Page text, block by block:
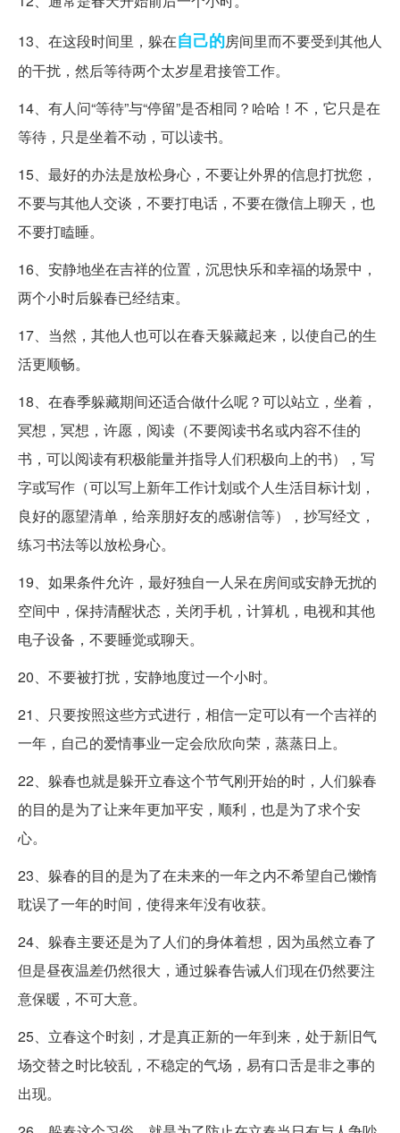
13、在这段时间里，躲在自己的房间里而不要受到其他人
的干扰，然后等待两个太岁星君接管工作。
14、有人问“等待”与“停留”是否相同？哈哈！不，它只是在
等待，只是坐着不动，可以读书。
15、最好的办法是放松身心，不要让外界的信息打扰您，
不要与其他人交谈，不要打电话，不要在微信上聊天，也
不要打瞌睡。
16、安静地坐在吉祥的位置，沉思快乐和幸福的场景中，
两个小时后躲春已经结束。
17、当然，其他人也可以在春天躲藏起来，以使自己的生
活更顺畅。
18、在春季躲藏期间还适合做什么呢？可以站立，坐着，
冥想，冥想，许愿，阅读（不要阅读书名或内容不佳的
书，可以阅读有积极能量并指导人们积极向上的书），写
字或写作（可以写上新年工作计划或个人生活目标计划，
良好的愿望清单，给亲朋好友的感谢信等），抄写经文，
练习书法等以放松身心。
19、如果条件允许，最好独自一人呆在房间或安静无扰的
空间中，保持清醒状态，关闭手机，计算机，电视和其他
电子设备，不要睡觉或聊天。
20、不要被打扰，安静地度过一个小时。
21、只要按照这些方式进行，相信一定可以有一个吉祥的
一年，自己的爱情事业一定会欣欣向荣，蒸蒸日上。
22、躲春也就是躲开立春这个节气刚开始的时，人们躲春
的目的是为了让来年更加平安，顺利，也是为了求个安
心。
23、躲春的目的是为了在未来的一年之内不希望自己懒惰
耽误了一年的时间，使得来年没有收获。
24、躲春主要还是为了人们的身体着想，因为虽然立春了
但是昼夜温差仍然很大，通过躲春告诫人们现在仍然要注
意保暖，不可大意。
25、立春这个时刻，才是真正新的一年到来，处于新旧气
场交替之时比较乱，不稳定的气场，易有口舌是非之事的
出现。